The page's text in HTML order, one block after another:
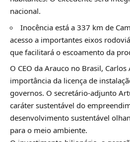
nacional.
Inocência está a 337 km de
acesso a importantes eixos
que facilitará o escoamento da
O CEO da Arauco no Brasil,
importância da licença de
governos. O secretário-adjunto
caráter sustentável do
desenvolvimento sustentável
para o meio ambiente.